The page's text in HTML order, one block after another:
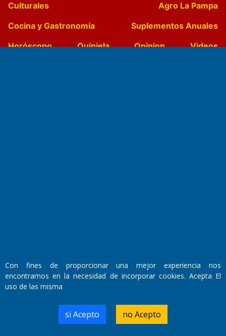
Culturales
Agro La Pampa
Cocina y Gastronomía
Suplementos Anuales
Horóscopo
Quiniela Opinion
Videos
Primera edición: Domingo 3 de Mayo de 1992
Miembro de ADIRA,ADEPA y CPPAL
Propietario: El Diario SRL
Walter René Goñi
Con fines de proporcionar una mejor experiencia nos
encontramos en la necesidad de incorporar cookies. Acepta El
uso de las misma
si Acepto no Acepto